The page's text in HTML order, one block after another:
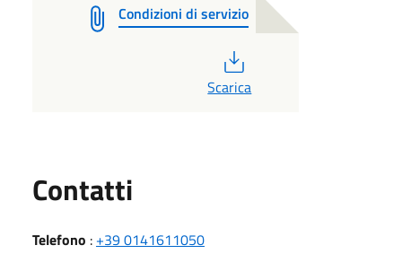
Condizioni di servizio
Scarica
Contatti
Telefono : +39 0141611050